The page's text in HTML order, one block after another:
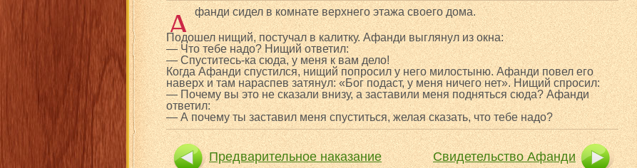
А фанди сидел в комнате верхнего этажа своего дома.
Подошел нищий, постучал в калитку. Афанди выглянул из окна:
— Что тебе надо? Нищий ответил:
— Спуститесь-ка сюда, у меня к вам дело!
Когда Афанди спустился, нищий попросил у него милостыню. Афанди повел его
наверх и там нараспев затянул: «Бог подаст, у меня ничего нет». Нищий спросил:
— Почему вы это не сказали внизу, а заставили меня подняться сюда? Афанди
ответил:
— А почему ты заставил меня спуститься, желая сказать, что тебе надо?
Предварительное наказание Свидетельство Афанди